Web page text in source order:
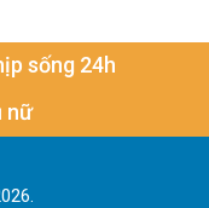
sống 24h
nữ